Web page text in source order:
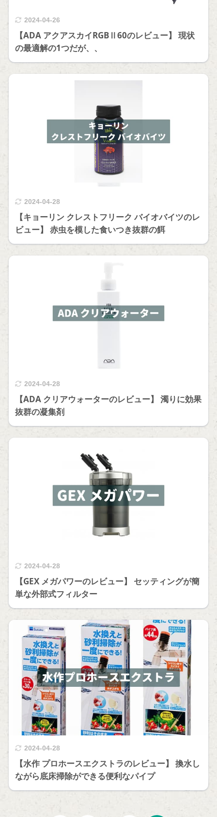
2024-04-26
【ADA アクアスカイRGBⅡ60のレビュー】 現状
の最適解の1つだが、、
2024-04-28
【キョーリン クレストフリーク バイオバイツのレ
ビュー】 赤虫を模した食いつき抜群の餌
2024-04-28
【ADA クリアウォーターのレビュー】 濁りに効果
抜群の凝集剤
2024-04-28
【GEX メガパワーのレビュー】 セッティングが簡
単な外部式フィルター
2024-04-28
【水作 プロホースエクストラのレビュー】 換水し
ながら底床掃除ができる便利なパイプ